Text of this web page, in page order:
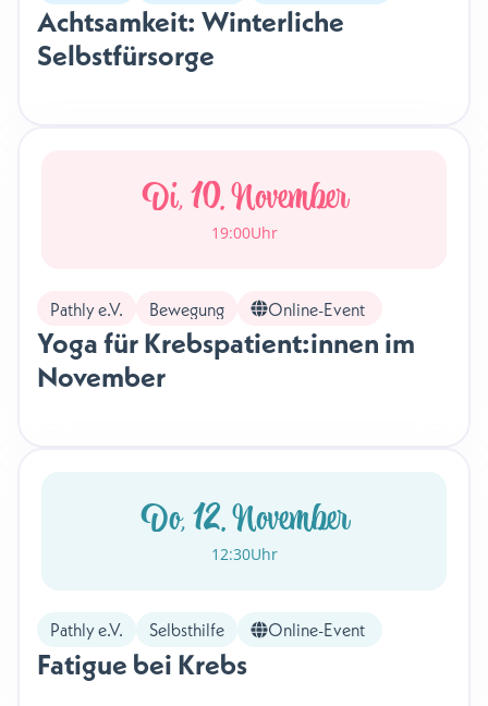
Achtsamkeit: Winterliche
Selbstfürsorge
Di, 10. November
19:00Uhr
Pathly e.V. Bewegung Online-Event
Yoga für Krebspatient:innen im
November
Do, 12. November
12:30Uhr
Pathly e.V. Selbsthilfe Online-Event
Fatigue bei Krebs